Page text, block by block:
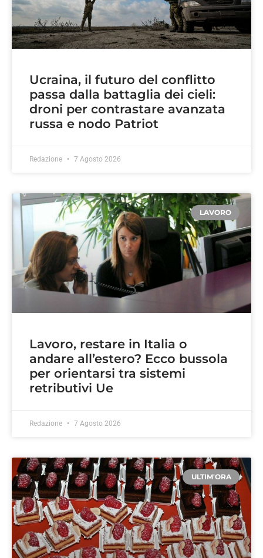
Ucraina, il futuro del conflitto
passa dalla battaglia dei cieli:
droni per contrastare avanzata
russa e nodo Patriot
Redazione 7 Agosto 2026
LAVORO
Lavoro, restare in Italia o
andare all’estero? Ecco bussola
per orientarsi tra sistemi
retributivi Ue
Redazione 7 Agosto 2026
ULTIM'ORA